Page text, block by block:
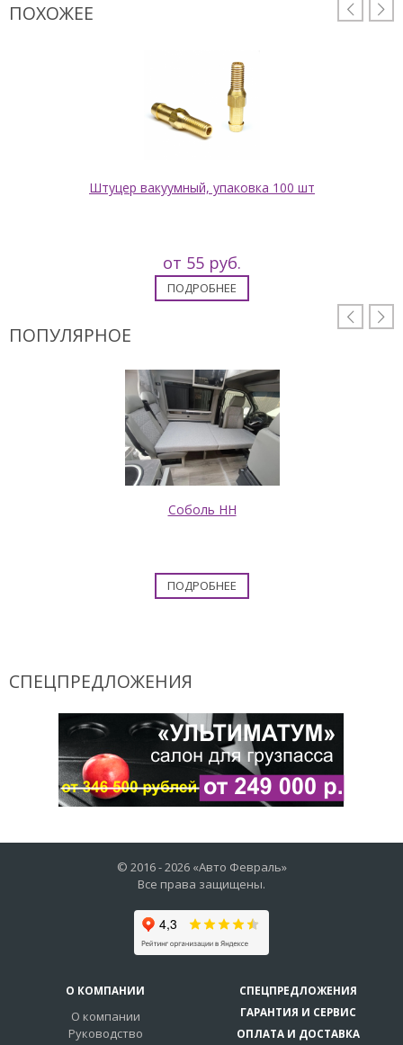
 
ПОХОЖЕЕ
Штуцер вакуумный, упаковка 100 шт
от 55 руб.
ПОДРОБНЕЕ
 
ПОПУЛЯРНОЕ
Соболь НН
ПОДРОБНЕЕ
СПЕЦПРЕДЛОЖЕНИЯ
© 2016 -2026 «Авто Февраль»
Все права защищены.
О КОМПАНИИ
О компании
Руководство
СПЕЦПРЕДЛОЖЕНИЯ
ГАРАНТИЯ И СЕРВИС
ОПЛАТА И ДОСТАВКА